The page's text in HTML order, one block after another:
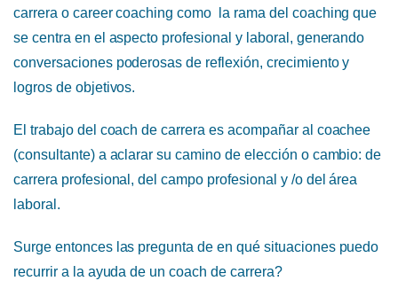
carrera o career coaching como la rama del coaching que
se centra en el aspecto profesional y laboral, generando
conversaciones poderosas de reflexión, crecimiento y
logros de objetivos.
El trabajo del coach de carrera es acompañar al coachee
(consultante) a aclarar su camino de elección o cambio: de
carrera profesional, del campo profesional y /o del área
laboral.
Surge entonces las pregunta de en qué situaciones puedo
recurrir a la ayuda de un coach de carrera?